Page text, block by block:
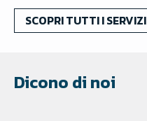
SCOPRI TUTTI I SERVIZI
Dicono di noi